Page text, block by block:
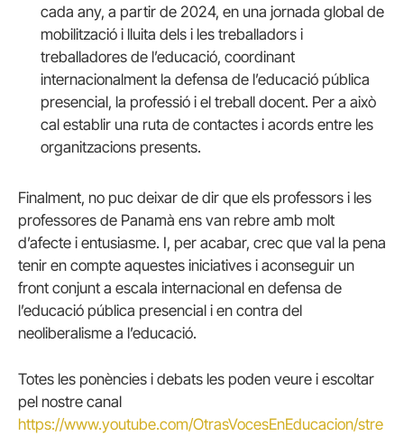
cada any, a partir de 2024, en una jornada global de
mobilització i lluita dels i les treballadors i
treballadores de l’educació, coordinant
internacionalment la defensa de l’educació pública
presencial, la professió i el treball docent. Per a això
cal establir una ruta de contactes i acords entre les
organitzacions presents.
Finalment, no puc deixar de dir que els professors i les
professores de Panamà ens van rebre amb molt
d’afecte i entusiasme. I, per acabar, crec que val la pena
tenir en compte aquestes iniciatives i aconseguir un
front conjunt a escala internacional en defensa de
l’educació pública presencial i en contra del
neoliberalisme a l’educació.
Totes les ponències i debats les poden veure i escoltar
pel nostre canal
https://www.youtube.com/OtrasVocesEnEducacion/stre